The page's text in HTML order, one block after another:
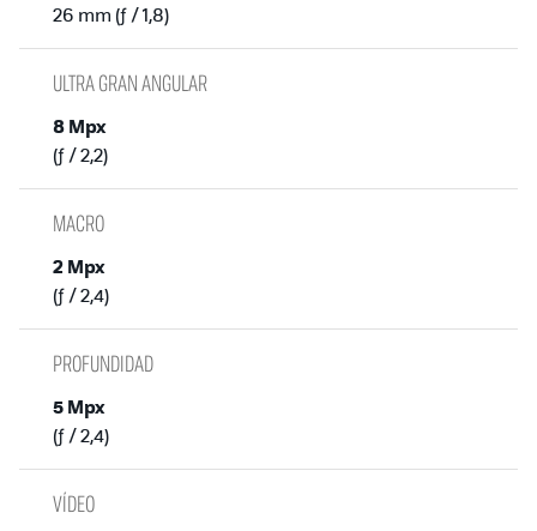
26 mm (ƒ / 1,8)
ULTRA GRAN ANGULAR
8 Mpx
(ƒ / 2,2)
MACRO
2 Mpx
(ƒ / 2,4)
PROFUNDIDAD
5 Mpx
(ƒ / 2,4)
VÍDEO